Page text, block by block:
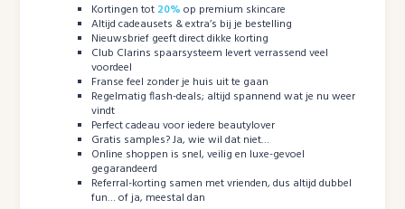
Kortingen tot 20% op premium skincare
Altijd cadeausets & extra’s bij je bestelling
Nieuwsbrief geeft direct dikke korting
Club Clarins spaarsysteem levert verrassend veel
voordeel
Franse feel zonder je huis uit te gaan
Regelmatig flash-deals; altijd spannend wat je nu weer
vindt
Perfect cadeau voor iedere beautylover
Gratis samples? Ja, wie wil dat niet…
Online shoppen is snel, veilig en luxe-gevoel
gegarandeerd
Referral-korting samen met vrienden, dus altijd dubbel
fun… of ja, meestal dan